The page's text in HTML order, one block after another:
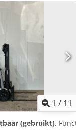
stuur ons
1 / 11
(gebruikt),